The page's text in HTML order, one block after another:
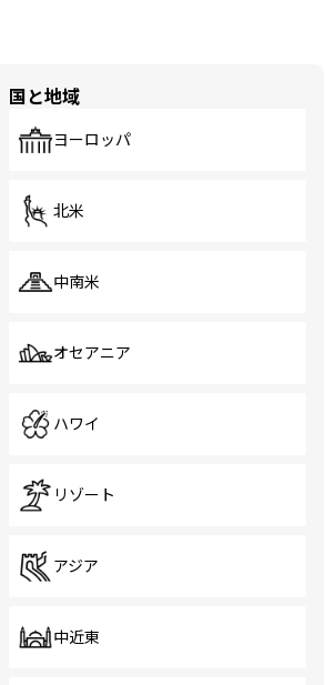
国と地域
ヨーロッパ
北米
中南米
オセアニア
ハワイ
リゾート
アジア
中近東